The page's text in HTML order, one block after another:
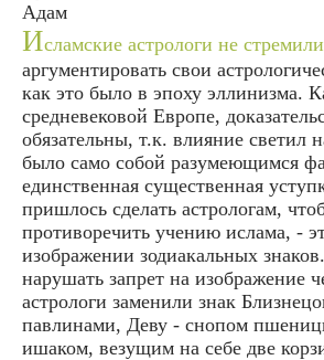
Адам
Исламские астрологи не
аргументировать свои
как это было в эпоху эллинизма.
средневековой Европе,
обязательны, т.к. влияние светил
было само собой разумеющимся
единственная существенная
пришлось сделать астрологам,
противоречить учению ислама, -
изображении зодиакальных
нарушать запрет на изображение
астрологи заменили знак
павлинами, Деву - снопом
ишаком, везущим на себе две